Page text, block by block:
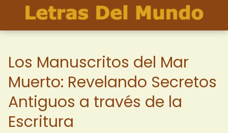
Los Manuscritos del Mar
Muerto: Revelando Secretos
Antiguos a través de la
Escritura